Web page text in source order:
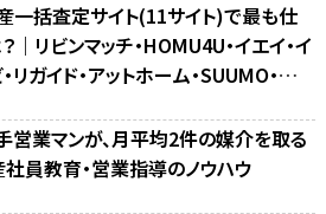
括査定サイト(11サイト)で最も仕
リビンマッチ・HOMU4U・イエイ・イ
リガイド・アットホーム・SUUMO・不
・マイナビの反響比較
業マンが、月平均2件の媒介を取る
員教育・営業指導のノウハウ